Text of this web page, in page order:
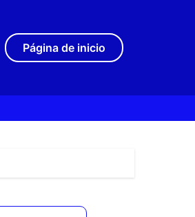
Página de inicio